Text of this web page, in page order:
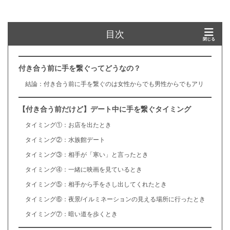
目次
付き合う前に手を繋ぐってどうなの？
結論：付き合う前に手を繋ぐのは女性からでも男性からでもアリ
【付き合う前だけど】デート中に手を繋ぐタイミング
タイミング①：お店を出たとき
タイミング②：水族館デート
タイミング③：相手が「寒い」と言ったとき
タイミング④：一緒に映画を見ているとき
タイミング⑤：相手から手をさし出してくれたとき
タイミング⑥：夜景/イルミネーションの見える場所に行ったとき
タイミング⑦：暗い道を歩くとき